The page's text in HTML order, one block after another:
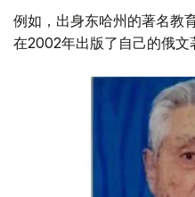
例如，出身东哈州的著名教
在2002年出版了自己的俄文